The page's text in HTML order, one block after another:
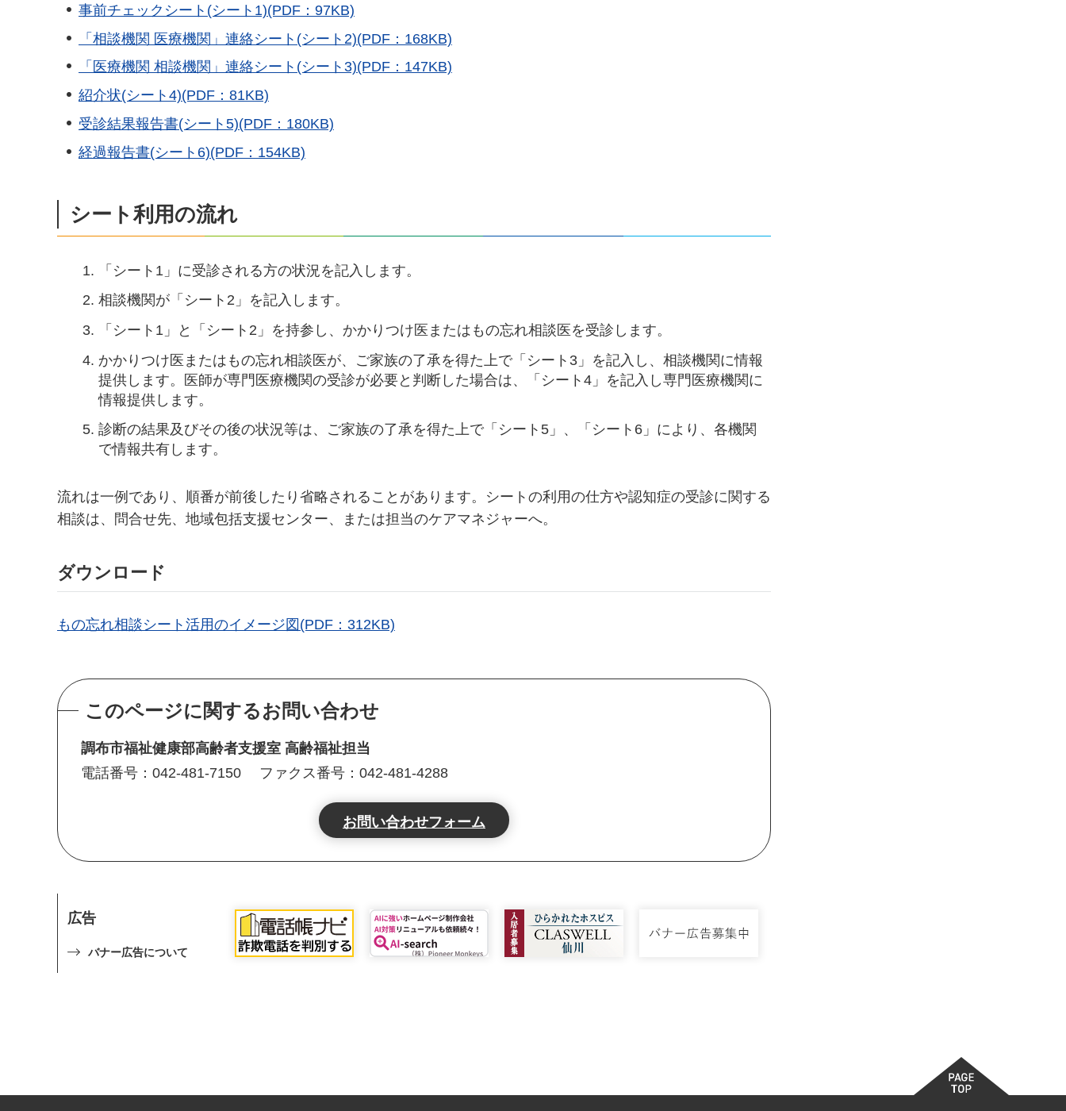
事前チェックシート(シート1)(PDF：97KB)
「相談機関 医療機関」連絡シート(シート2)(PDF：168KB)
「医療機関 相談機関」連絡シート(シート3)(PDF：147KB)
紹介状(シート4)(PDF：81KB)
受診結果報告書(シート5)(PDF：180KB)
経過報告書(シート6)(PDF：154KB)
シート利用の流れ
「シート1」に受診される方の状況を記入します。
相談機関が「シート2」を記入します。
「シート1」と「シート2」を持参し、かかりつけ医またはもの忘れ相談医を受診します。
かかりつけ医またはもの忘れ相談医が、ご家族の了承を得た上で「シート3」を記入し、相談機関に情報
提供します。医師が専門医療機関の受診が必要と判断した場合は、「シート4」を記入し専門医療機関に
情報提供します。
診断の結果及びその後の状況等は、ご家族の了承を得た上で「シート5」、「シート6」により、各機関
で情報共有します。
流れは一例であり、順番が前後したり省略されることがあります。シートの利用の仕方や認知症の受診に関する
相談は、問合せ先、地域包括支援センター、または担当のケアマネジャーへ。
ダウンロード
もの忘れ相談シート活用のイメージ図(PDF：312KB)
このページに関するお問い合わせ
調布市福祉健康部高齢者支援室 高齢福祉担当
電話番号：042-481-7150
ファクス番号：042-481-4288
広告
バナー広告について